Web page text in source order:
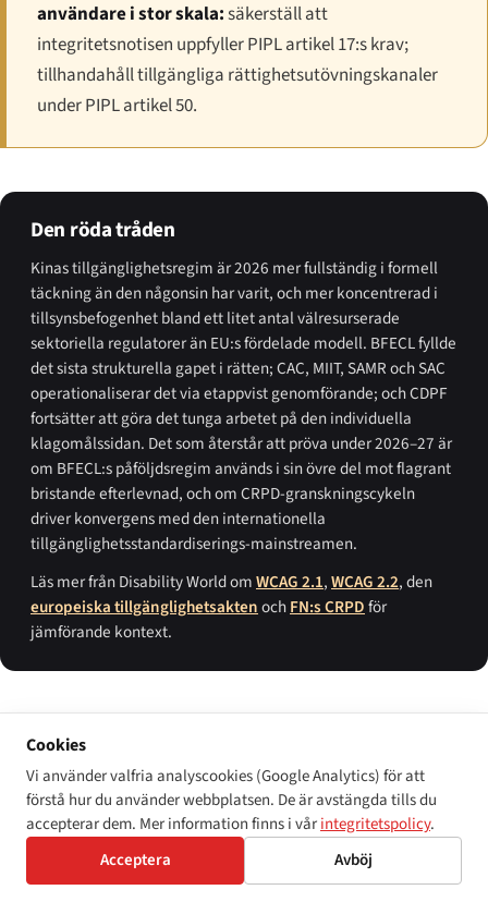
användare i stor skala:säkerställ att
integritetsnotisen uppfyller PIPL artikel 17:s krav;
tillhandahåll tillgängliga rättighetsutövningskanaler
under PIPL artikel 50.
Den röda tråden
Kinas tillgänglighetsregim är 2026 mer fullständig i formell
täckning än den någonsin har varit, och mer koncentrerad i
tillsynsbefogenhet bland ett litet antal välresurserade
sektoriella regulatorer än EU:s fördelade modell. BFECL fyllde
det sista strukturella gapet i rätten; CAC, MIIT, SAMR och SAC
operationaliserar det via etappvist genomförande; och CDPF
fortsätter att göra det tunga arbetet på den individuella
klagomålssidan. Det som återstår att pröva under 2026–27 är
om BFECL:s påföljdsregim används i sin övre del mot flagrant
bristande efterlevnad, och om CRPD-granskningscykeln
driver konvergens med den internationella
tillgänglighetsstandardiserings-mainstreamen.
Läs mer från Disability World omWCAG 2.1,WCAG 2.2, den
europeiska tillgänglighetsaktenochFN:s CRPDför
jämförande kontext.
PRIMÄRKÄLLOR
Folkrepubliken Kinas konstitution (中华人民共和国宪法 ), 4 december
1982, artiklarna 33 och 45.
Lag om skydd av personer med funktionsnedsättning (中华人民共和
国残疾人保障法), antagen den 28 december 1990, ikraft den 15 maj
1991; ändrad den 24 april 2008 och den 26 oktober 2018.
Cookies
Vi använder valfria analyscookies (Google Analytics) för att
förstå hur du använder webbplatsen. De är avstängda tills du
accepterar dem. Mer information finns i vårintegritetspolicy.
Acceptera
Avböj